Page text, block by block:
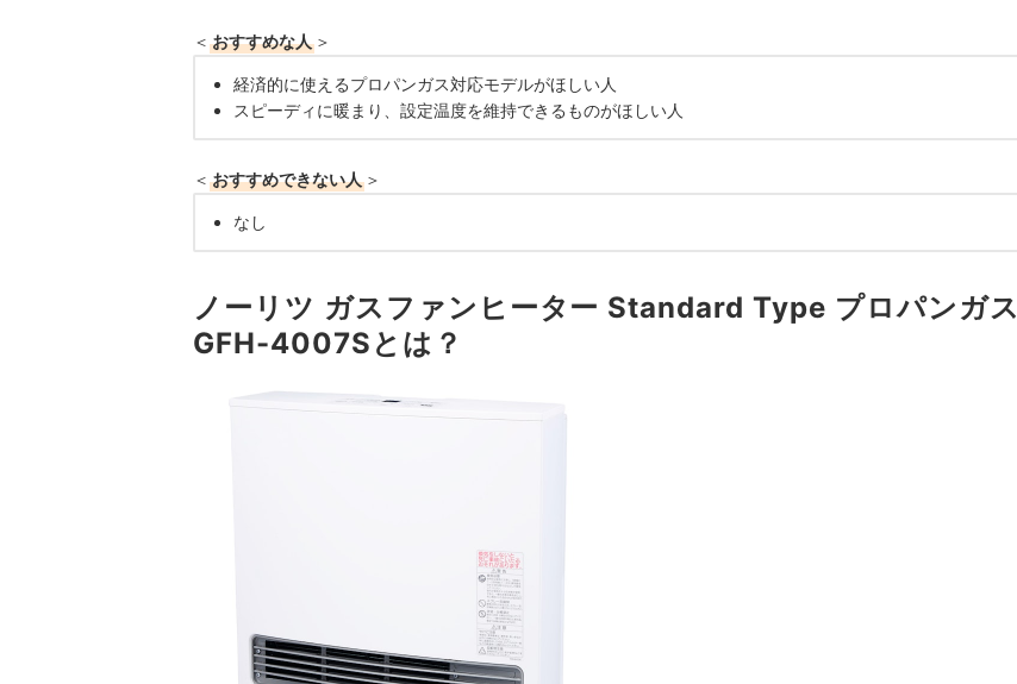
＜ おすすめな人 ＞
経済的に使えるプロパンガス対応モデルがほしい人
スピーディに暖まり、設定温度を維持できるものがほしい人
＜ おすすめできない人 ＞
なし
ノーリツ ガスファンヒーター Standard Type プロパンガス
GFH-4007Sとは？